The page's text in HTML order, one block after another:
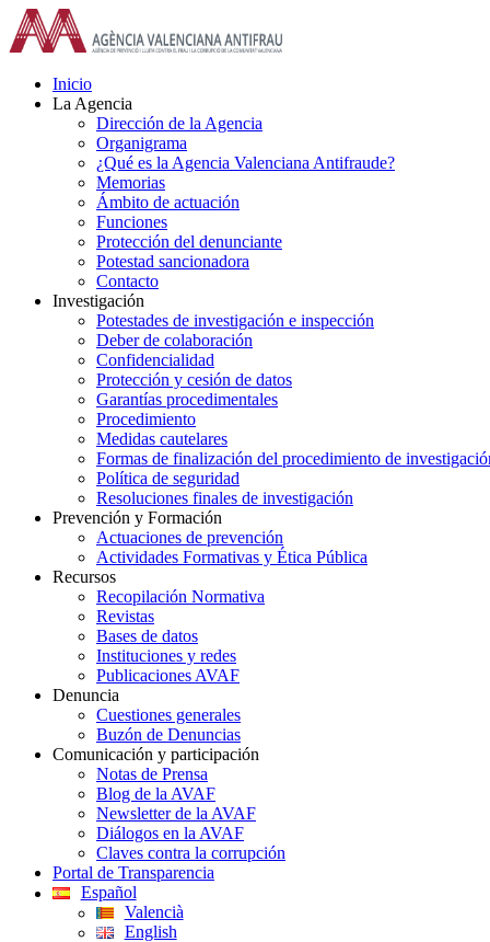
Saltar
al
contenido
Inicio
La Agencia
Dirección de la Agencia
Organigrama
¿Qué es la Agencia Valenciana Antifraude?
Memorias
Ámbito de actuación
Funciones
Protección del denunciante
Potestad sancionadora
Contacto
Investigación
Potestades de investigación e inspección
Deber de colaboración
Confidencialidad
Protección y cesión de datos
Garantías procedimentales
Procedimiento
Medidas cautelares
Formas de finalización del procedimiento de
Política de seguridad
Resoluciones finales de investigación
Prevención y Formación
Actuaciones de prevención
Actividades Formativas y Ética Pública
Recursos
Recopilación Normativa
Revistas
Bases de datos
Instituciones y redes
Publicaciones AVAF
Denuncia
Cuestiones generales
Buzón de Denuncias
Comunicación y participación
Notas de Prensa
Blog de la AVAF
Newsletter de la AVAF
Diálogos en la AVAF
Claves contra la corrupción
Portal de Transparencia
Español
Valencià
English